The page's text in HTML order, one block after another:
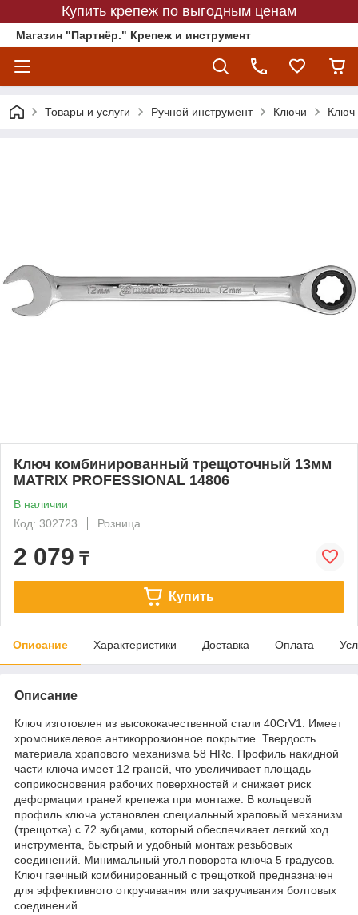
Купить крепеж по выгодным ценам
Магазин "Партнёр." Крепеж и инструмент
Товары и услуги Ручной инструмент Ключи Ключ
Ключ комбинированный трещоточный 13мм
MATRIX PROFESSIONAL 14806
В наличии
Код: 302723
Розница
2 079 ₸
Купить
Описание Характеристики Доставка Оплата
Описание
Ключ изготовлен из высококачественной стали 40CrV1. Имеет
хромоникелевое антикоррозионное покрытие. Твердость
материала храпового механизма 58 HRс. Профиль накидной
части ключа имеет 12 граней, что увеличивает площадь
соприкосновения рабочих поверхностей и снижает риск
деформации граней крепежа при монтаже. В кольцевой
профиль ключа установлен специальный храповый механизм
(трещотка) с 72 зубцами, который обеспечивает легкий ход
инструмента, быстрый и удобный монтаж резьбовых
соединений. Минимальный угол поворота ключа 5 градусов.
Ключ гаечный комбинированный с трещоткой предназначен
для эффективного откручивания или закручивания болтовых
соединений.